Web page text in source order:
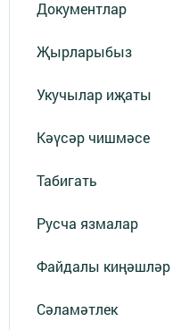
Документлар
Җырларыбыз
Укучылар иҗаты
Кәүсәр чишмәсе
Табигать
Русча язмалар
Файдалы киңәшләр
Сәламәтлек